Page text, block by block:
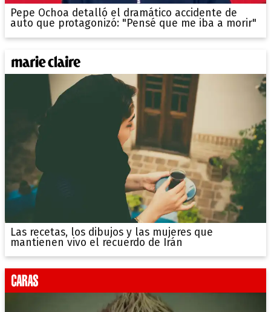
Pepe Ochoa detalló el dramático accidente de
auto que protagonizó: "Pensé que me iba a morir"
Las recetas, los dibujos y las mujeres que
mantienen vivo el recuerdo de Irán